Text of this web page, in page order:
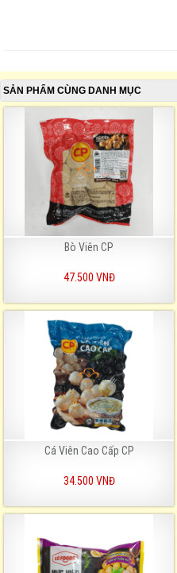
SẢN PHẨM CÙNG DANH MỤC
Bò Viên CP
47.500 VNĐ
Cá Viên Cao Cấp CP
34.500 VNĐ